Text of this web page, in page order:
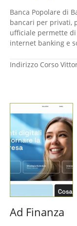
Banca Popolare di
bancari per privati,
ufficiale permette
internet banking e
Indirizzo Corso
Ad Finanza